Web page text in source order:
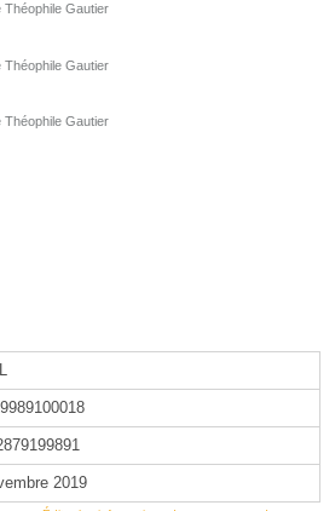
Théophile Gautier
Théophile Gautier
Théophile Gautier
2019